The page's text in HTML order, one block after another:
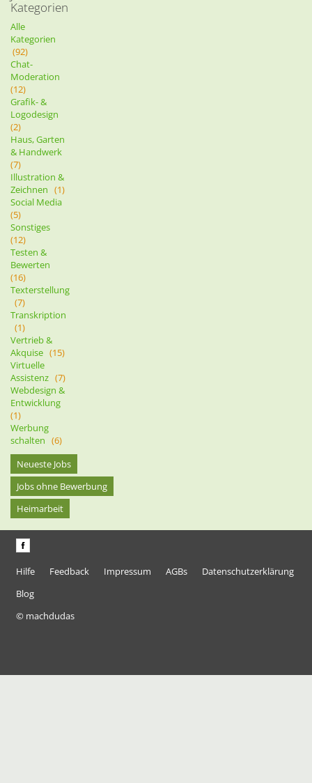
Kategorien
Alle
Kategorien
(92)
Chat-
Moderation
(12)
Grafik- &
Logodesign
(2)
Haus, Garten
& Handwerk
(7)
Illustration &
Zeichnen (1)
Social Media
(5)
Sonstiges
(12)
Testen &
Bewerten
(16)
Texterstellung
(7)
Transkription
(1)
Vertrieb &
Akquise (15)
Virtuelle
Assistenz (7)
Webdesign &
Entwicklung
(1)
Werbung
schalten (6)
Neueste Jobs
Jobs ohne Bewerbung
Heimarbeit
Hilfe Feedback Impressum AGBs
Datenschutzerklärung
Blog
© machdudas